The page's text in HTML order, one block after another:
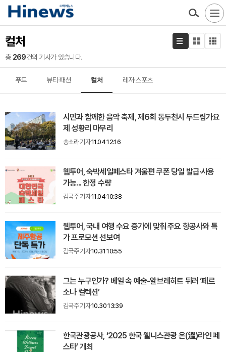
컬처
총 269건의 기사가 있습니다.
푸드 뷰티·패션 컬처 레저·스포츠
시민과 함께한 음악 축제, 제6회 동두천시 두드림가요
제 성황리 마무리
송소라 기자11.04 12:16
웹투어, 숙박세일페스타 겨울편 쿠폰 당일 발급·사용
가능... 한정 수량
김국주 기자11.04 10:38
웹투어, 국내 여행 수요 증가에 맞춰 주요 항공사와 특
가 프로모션 선보여
김국주 기자10.31 10:55
그는 누구인가? 베일 속 예술-알브레히트 뒤러 ‘페르
소나 컬렉션’
김국주 기자10.30 13:39
한국관광공사, ‘2025 한국 웰니스관광 온(溫)라인 페
스타’ 개최